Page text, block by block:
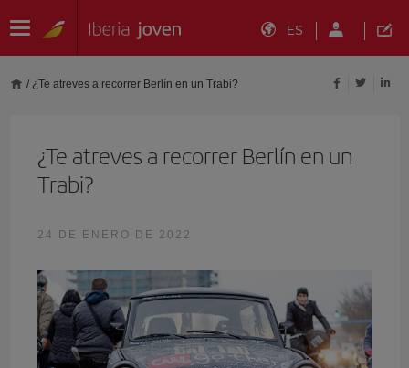
ES
/ ¿Te atreves a recorrer Berlín en un Trabi?
¿Te atreves a recorrer Berlín en un
Trabi?
24 DE ENERO DE 2022